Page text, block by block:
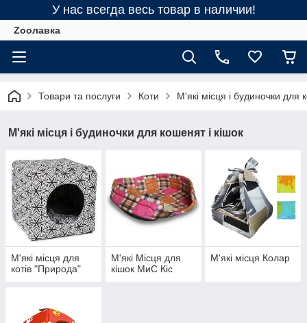
У нас всегда весь товар в наличии!
Zooлавка
Товари та послуги Коти М'які місця і будиночки для
М'які місця і будиночки для кошенят і кішок
М'які місця для
котів "Природа"
М'які Місця для
кішок МиС Кіс
М'які місця Колар